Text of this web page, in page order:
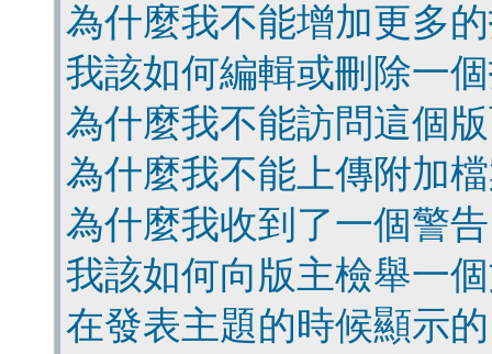
為什麼我不能增加更多
我該如何編輯或刪除一
為什麼我不能訪問這個
為什麼我不能上傳附加
為什麼我收到了一個警
我該如何向版主檢舉一
在發表主題的時候顯示